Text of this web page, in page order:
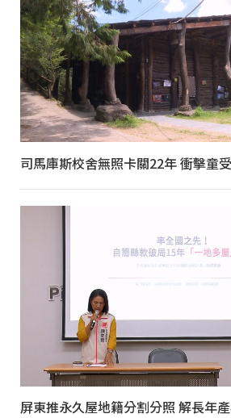
司馬庫斯校舍無照卡關22年 衝擊童
屏東推永久屋地籍分割分照 解長年